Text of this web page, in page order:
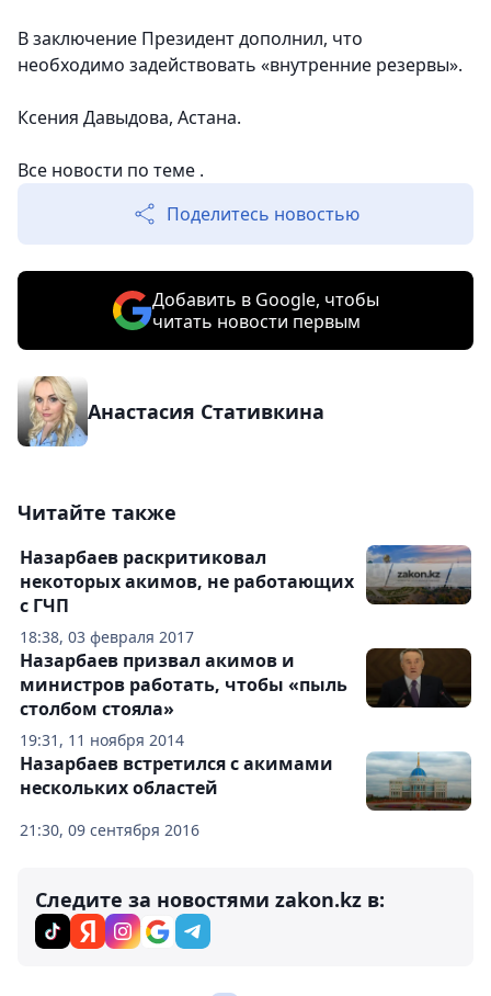
В заключение Президент дополнил, что
необходимо задействовать «внутренние резервы».
Ксения Давыдова, Астана.
Все новости по теме .
Поделитесь новостью
Добавить в Google, чтобы
читать новости первым
Анастасия Стативкина
Читайте также
18:38, 03 февраля 2017
Назарбаев раскритиковал
некоторых акимов, не работающих
с ГЧП
19:31, 11 ноября 2014
Назарбаев призвал акимов и
министров работать, чтобы «пыль
столбом стояла»
21:30, 09 сентября 2016
Назарбаев встретился с акимами
нескольких областей
Следите за новостями zakon.kz в: